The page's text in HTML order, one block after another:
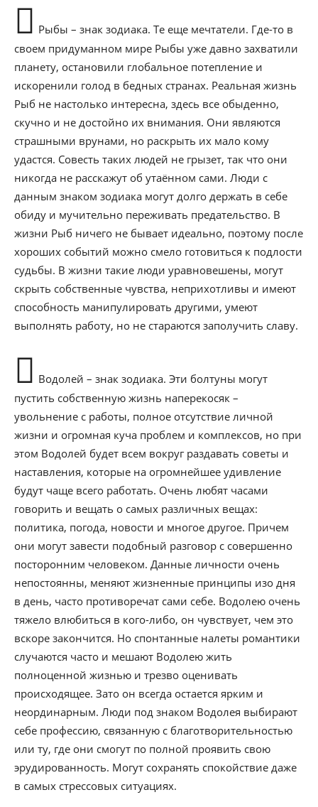
Рыбы – знак зодиака. Те еще мечтатели. Где-то в
своем придуманном мире Рыбы уже давно захватили
планету, остановили глобальное потепление и
искоренили голод в бедных странах. Реальная жизнь
Рыб не настолько интересна, здесь все обыденно,
скучно и не достойно их внимания. Они являются
страшными врунами, но раскрыть их мало кому
удастся. Совесть таких людей не грызет, так что они
никогда не расскажут об утаённом сами. Люди с
данным знаком зодиака могут долго держать в себе
обиду и мучительно переживать предательство. В
жизни Рыб ничего не бывает идеально, поэтому после
хороших событий можно смело готовиться к подлости
судьбы. В жизни такие люди уравновешены, могут
скрыть собственные чувства, неприхотливы и имеют
способность манипулировать другими, умеют
выполнять работу, но не стараются заполучить славу.
Водолей – знак зодиака. Эти болтуны могут
пустить собственную жизнь наперекосяк –
увольнение с работы, полное отсутствие личной
жизни и огромная куча проблем и комплексов, но при
этом Водолей будет всем вокруг раздавать советы и
наставления, которые на огромнейшее удивление
будут чаще всего работать. Очень любят часами
говорить и вещать о самых различных вещах:
политика, погода, новости и многое другое. Причем
они могут завести подобный разговор с совершенно
посторонним человеком. Данные личности очень
непостоянны, меняют жизненные принципы изо дня
в день, часто противоречат сами себе. Водолею очень
тяжело влюбиться в кого-либо, он чувствует, чем это
вскоре закончится. Но спонтанные налеты романтики
случаются часто и мешают Водолею жить
полноценной жизнью и трезво оценивать
происходящее. Зато он всегда остается ярким и
неординарным. Люди под знаком Водолея выбирают
себе профессию, связанную с благотворительностью
или ту, где они смогут по полной проявить свою
эрудированность. Могут сохранять спокойствие даже
в самых стрессовых ситуациях.